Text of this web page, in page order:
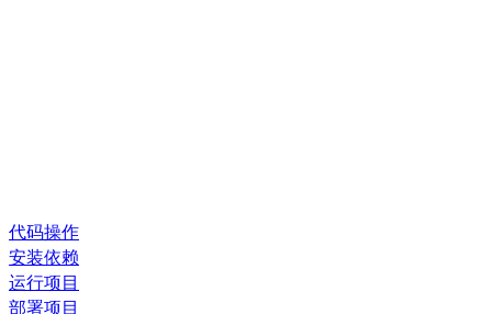
代码操作
安装依赖
运行项目
部署项目